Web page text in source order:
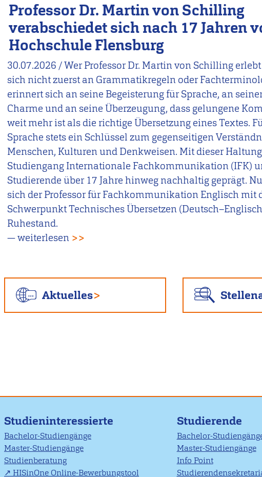
Professor Dr. Martin von Schilling
verabschiedet sich nach 17 Jahren
Hochschule Flensburg
30.07.2026 /Wer Professor Dr. Martin von Schilling
sich nicht zuerst an Grammatikregeln oder
erinnert sich an seine Begeisterung für Sprache, an
Charme und an seine Überzeugung, dass gelungene
weit mehr ist als die richtige Übersetzung eines Textes.
Sprache stets ein Schlüssel zum gegenseitigen
Menschen, Kulturen und Denkweisen. Mit dieser
Studiengang Internationale Fachkommunikation (IFK)
Studierende über 17 Jahre hinweg nachhaltig geprägt.
sich der Professor für Fachkommunikation Englisch mit
Schwerpunkt Technisches Übersetzen
Ruhestand.
— weiterlesen >>
Aktuelles
Studieninteressierte
Bachelor-Studiengänge
Master-Studiengänge
Studienberatung
HISinOne Online-Bewerbungstool
Studierende
Bachelor-
Master-Studiengänge
Info Point